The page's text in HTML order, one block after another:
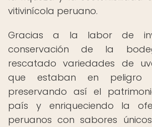
vitivinícola peruano.
Gracias a la labor de
conservación de la
rescatado variedades de
que estaban en peligro
preservando así el
país y enriqueciendo la
peruanos con sabores